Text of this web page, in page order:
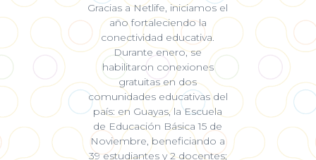
Gracias a Netlife, iniciamos el
año fortaleciendo la
conectividad educativa.
Durante enero, se
habilitaron conexiones
gratuitas en dos
comunidades educativas del
país: en Guayas, la Escuela
de Educación Básica 15 de
Noviembre, beneficiando a
39 estudiantes y 2 docentes;